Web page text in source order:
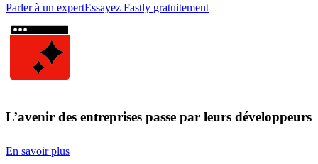
Parler à un expertEssayez Fastly gratuitement
L’avenir des entreprises passe par leurs développeurs
En savoir plus